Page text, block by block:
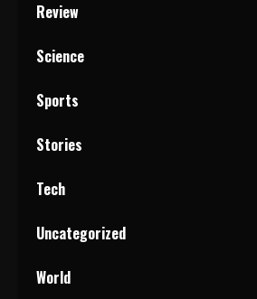
Review
Science
Sports
Stories
Tech
Uncategorized
World